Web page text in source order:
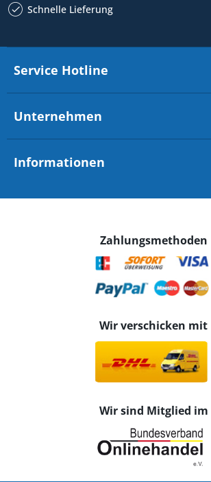
Schnelle Lieferung
Service Hotline
Unternehmen
Informationen
Zahlungsmethoden
Wir verschicken mit
Wir sind Mitglied im